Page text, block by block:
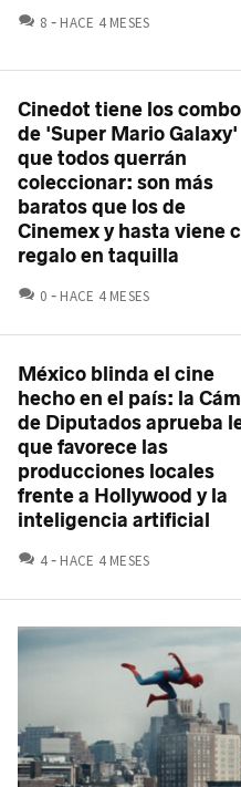
8 COMENTARIOS
HACE 4 MESES
Cinedot tiene los
de 'Super Mario Galaxy'
que todos querrán
coleccionar: son más
baratos que los de
Cinemex y hasta viene
regalo en taquilla
0 COMENTARIOS
HACE 4 MESES
México blinda el cine
hecho en el país: la
de Diputados aprueba
que favorece las
producciones locales
frente a Hollywood y la
inteligencia artificial
4 COMENTARIOS
HACE 4 MESES